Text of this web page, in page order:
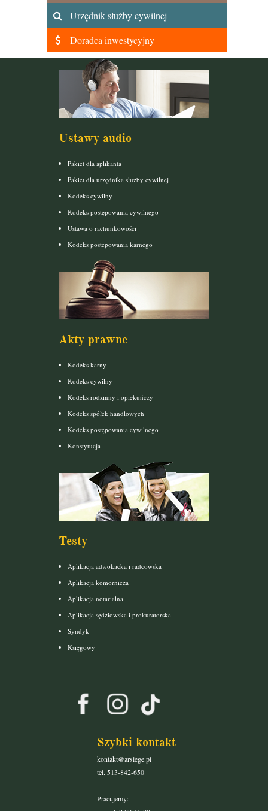
Urzędnik służby cywilnej
Doradca inwestycyjny
Ustawy audio
Pakiet dla aplikanta
Pakiet dla urzędnika służby cywilnej
Kodeks cywilny
Kodeks postępowania cywilnego
Ustawa o rachunkowości
Kodeks postepowania karnego
Akty prawne
Kodeks karny
Kodeks cywilny
Kodeks rodzinny i opiekuńczy
Kodeks spółek handlowych
Kodeks postępowania cywilnego
Konstytucja
Testy
Aplikacja adwokacka i radcowska
Aplikacja komornicza
Aplikacja notarialna
Aplikacja sędziowska i prokuratorska
Syndyk
Księgowy
Szybki kontakt
kontakt@arslege.pl
tel. 513-842-650
Pracujemy: